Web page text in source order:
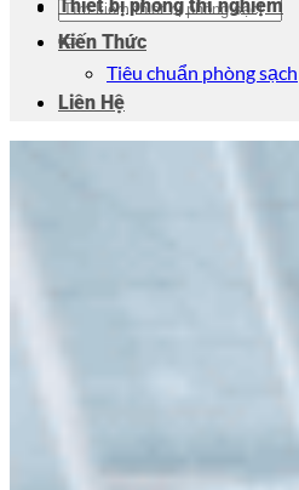
Thiết bị phòng thí nghiệm
Kiến Thức
Tiêu chuẩn phòng sạch
Liên Hệ